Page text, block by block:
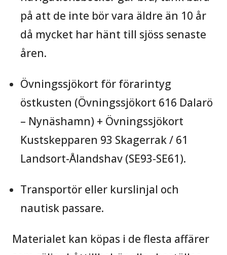
på att de inte bör vara äldre än 10 år
då mycket har hänt till sjöss senaste
åren.
Övningssjökort för förarintyg
östkusten (Övningssjökort 616 Dalarö
– Nynäshamn) + Övningssjökort
Kustskepparen 93 Skagerrak / 61
Landsort-Ålandshav (SE93-SE61).
Transportör eller kurslinjal och
nautisk passare.
Materialet kan köpas i de flesta affärer